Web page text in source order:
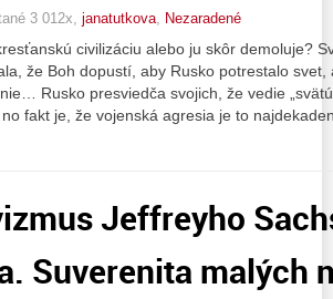
3 012x, janatutkova Nezaradené
civilizáciu alebo ju skôr demoluje?
že Boh dopustí, aby Rusko potrestalo
Rusko presviedča svojich, že vedie
fakt je, že vojenská agresia je to
Jeffreyho
Suverenita malých